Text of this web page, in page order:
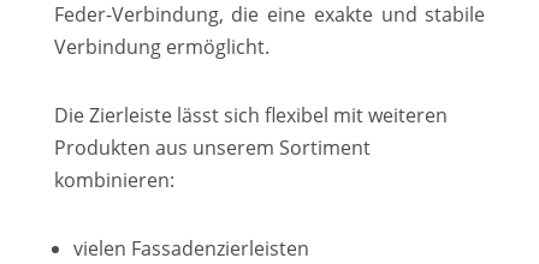
Feder-Verbindung, die eine exakte und stabile
Verbindung ermöglicht.
Die Zierleiste lässt sich flexibel mit weiteren
Produkten aus unserem Sortiment
kombinieren:
vielen Fassadenzierleisten